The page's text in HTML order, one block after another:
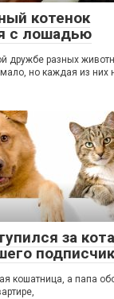
котенок
с лошадью
дружбе разных
но каждая из них
за
кошатница, а папа